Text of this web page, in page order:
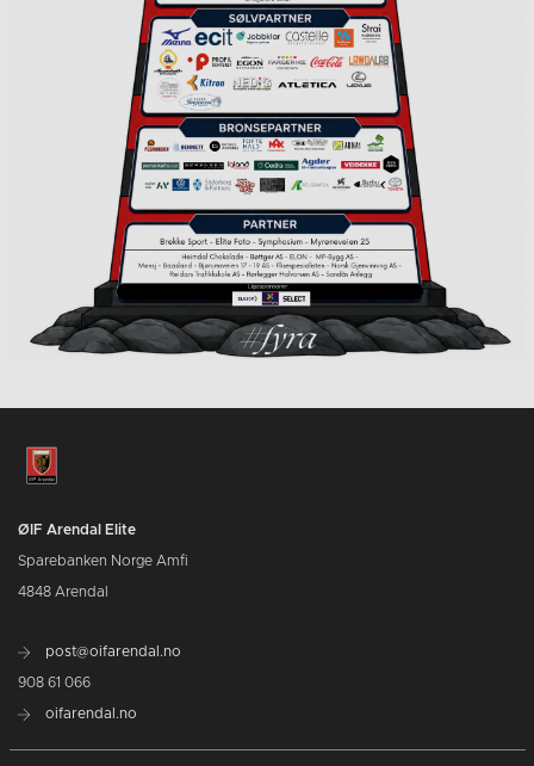
ØIF Arendal Elite
Sparebanken Norge Amfi
4848 Arendal
post@oifarendal.no
908 61 066
oifarendal.no